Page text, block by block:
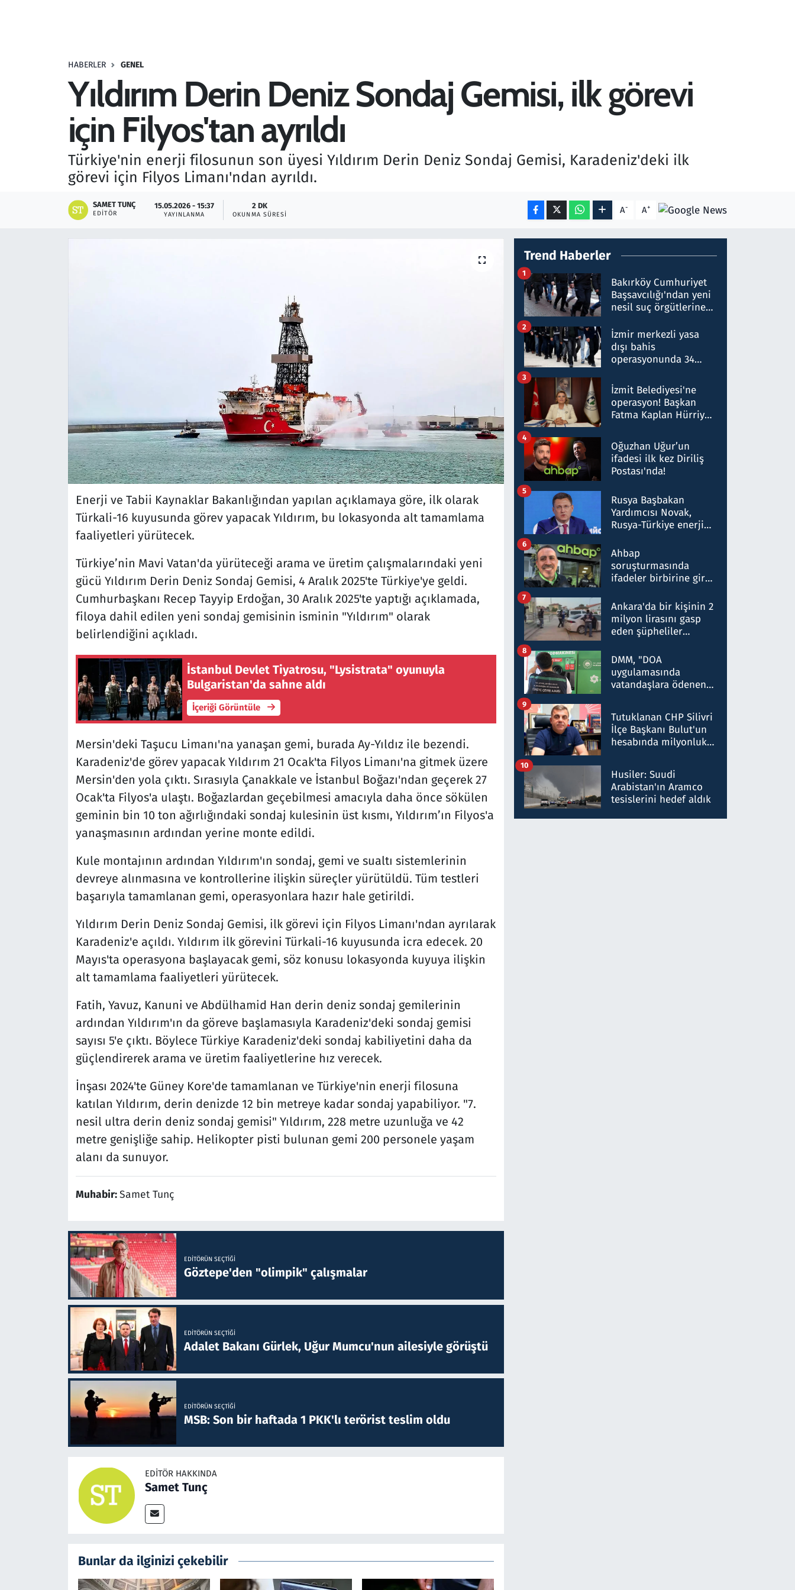
HABERLER GENEL
Yıldırım Derin Deniz Sondaj Gemisi, ilk görevi
için Filyos'tan ayrıldı
Türkiye'nin enerji filosunun son üyesi Yıldırım Derin Deniz Sondaj Gemisi, Karadeniz'deki ilk
görevi için Filyos Limanı'ndan ayrıldı.
SAMET TUNÇ
EDITÖR
15.05.2026 - 15:37
YAYINLANMA
2 DK
OKUNMA SÜRESI A- A+
Enerji ve Tabii Kaynaklar Bakanlığından yapılan açıklamaya göre, ilk olarak
Türkali-16 kuyusunda görev yapacak Yıldırım, bu lokasyonda alt tamamlama
faaliyetleri yürütecek.
Türkiye’nin Mavi Vatan'da yürüteceği arama ve üretim çalışmalarındaki yeni
gücü Yıldırım Derin Deniz Sondaj Gemisi, 4 Aralık 2025'te Türkiye'ye geldi.
Cumhurbaşkanı Recep Tayyip Erdoğan, 30 Aralık 2025'te yaptığı açıklamada,
filoya dahil edilen yeni sondaj gemisinin isminin "Yıldırım" olarak
belirlendiğini açıkladı.
İstanbul Devlet Tiyatrosu, "Lysistrata" oyunuyla
Bulgaristan'da sahne aldı
İçeriği Görüntüle
Mersin'deki Taşucu Limanı'na yanaşan gemi, burada Ay-Yıldız ile bezendi.
Karadeniz'de görev yapacak Yıldırım 21 Ocak'ta Filyos Limanı'na gitmek üzere
Mersin'den yola çıktı. Sırasıyla Çanakkale ve İstanbul Boğazı'ndan geçerek 27
Ocak'ta Filyos'a ulaştı. Boğazlardan geçebilmesi amacıyla daha önce sökülen
geminin bin 10 ton ağırlığındaki sondaj kulesinin üst kısmı, Yıldırım’ın Filyos'a
yanaşmasının ardından yerine monte edildi.
Kule montajının ardından Yıldırım'ın sondaj, gemi ve sualtı sistemlerinin
devreye alınmasına ve kontrollerine ilişkin süreçler yürütüldü. Tüm testleri
başarıyla tamamlanan gemi, operasyonlara hazır hale getirildi.
Yıldırım Derin Deniz Sondaj Gemisi, ilk görevi için Filyos Limanı'ndan ayrılarak
Karadeniz'e açıldı. Yıldırım ilk görevini Türkali-16 kuyusunda icra edecek. 20
Mayıs'ta operasyona başlayacak gemi, söz konusu lokasyonda kuyuya ilişkin
alt tamamlama faaliyetleri yürütecek.
Fatih, Yavuz, Kanuni ve Abdülhamid Han derin deniz sondaj gemilerinin
ardından Yıldırım'ın da göreve başlamasıyla Karadeniz'deki sondaj gemisi
sayısı 5'e çıktı. Böylece Türkiye Karadeniz'deki sondaj kabiliyetini daha da
güçlendirerek arama ve üretim faaliyetlerine hız verecek.
İnşası 2024'te Güney Kore'de tamamlanan ve Türkiye'nin enerji filosuna
katılan Yıldırım, derin denizde 12 bin metreye kadar sondaj yapabiliyor. "7.
nesil ultra derin deniz sondaj gemisi" Yıldırım, 228 metre uzunluğa ve 42
metre genişliğe sahip. Helikopter pisti bulunan gemi 200 personele yaşam
alanı da sunuyor.
Muhabir:Samet Tunç
EDITÖRÜN SEÇTIĞI
Göztepe'den "olimpik" çalışmalar
EDITÖRÜN SEÇTIĞI
Adalet Bakanı Gürlek, Uğur Mumcu'nun ailesiyle görüştü
EDITÖRÜN SEÇTIĞI
MSB: Son bir haftada 1 PKK'lı terörist teslim oldu
EDITÖR HAKKINDA
Samet Tunç
Bunlar da ilginizi çekebilir
Trend Haberler
Bakırköy Cumhuriyet
Başsavcılığı'ndan yeni
nesil suç örgütlerine
hakkında gözaltı kararı
1
İzmir merkezli yasa
dışı bahis
operasyonunda 34
Milyar liralık para
trafiği tespit edildi
2
İzmit Belediyesi'ne
operasyon! Başkan
Fatma Kaplan Hürriyet
3
Oğuzhan Uğur’un
ifadesi ilk kez Diriliş
Postası'nda!
4
Rusya Başbakan
Yardımcısı Novak,
Rusya-Türkiye enerji
nitelikte olduğunu
belirtti
5
Ahbap
soruşturmasında
ifadeler birbirine girdi:
ifadelerinden ortaya
çıkan tablo şok etti
6
Ankara'da bir kişinin 2
milyon lirasını gasp
eden şüpheliler
7
DMM, "DOA
uygulamasında
vatandaşlara ödenen
düşürüldüğü" iddiasını
yalanladı
8
Tutuklanan CHP Silivri
İlçe Başkanı Bulut'un
hesabında milyonluk
talimat verdi, ben
gönderdim
9
Husiler: Suudi
Arabistan'ın Aramco
tesislerini hedef aldık
10
Savunma Sanayi
Seçim 2023
Teknoloji ve Bilim
Televizyon